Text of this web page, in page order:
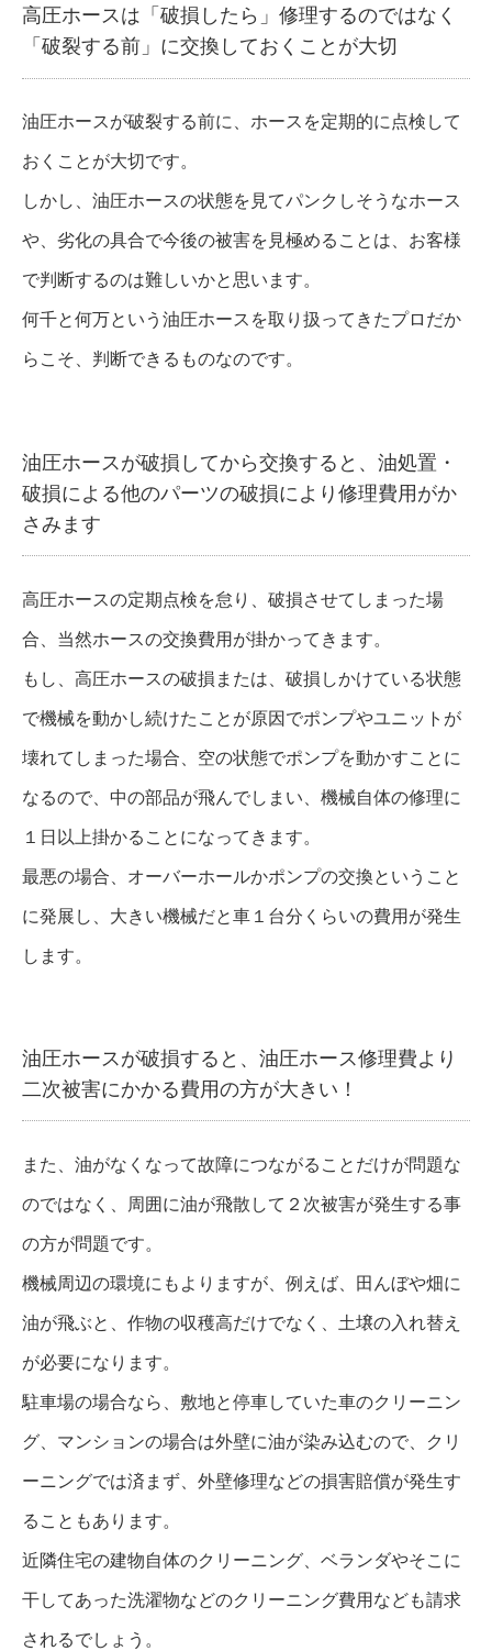
高圧ホースは「破損したら」修理するのではなく
「破裂する前」に交換しておくことが大切
油圧ホースが破裂する前に、ホースを定期的に点検して
おくことが大切です。
しかし、油圧ホースの状態を見てパンクしそうなホース
や、劣化の具合で今後の被害を見極めることは、お客様
で判断するのは難しいかと思います。
何千と何万という油圧ホースを取り扱ってきたプロだか
らこそ、判断できるものなのです。
油圧ホースが破損してから交換すると、油処置・
破損による他のパーツの破損により修理費用がか
さみます
高圧ホースの定期点検を怠り、破損させてしまった場
合、当然ホースの交換費用が掛かってきます。
もし、高圧ホースの破損または、破損しかけている状態
で機械を動かし続けたことが原因でポンプやユニットが
壊れてしまった場合、空の状態でポンプを動かすことに
なるので、中の部品が飛んでしまい、機械自体の修理に
１日以上掛かることになってきます。
最悪の場合、オーバーホールかポンプの交換ということ
に発展し、大きい機械だと車１台分くらいの費用が発生
します。
油圧ホースが破損すると、油圧ホース修理費より
二次被害にかかる費用の方が大きい！
また、油がなくなって故障につながることだけが問題な
のではなく、周囲に油が飛散して２次被害が発生する事
の方が問題です。
機械周辺の環境にもよりますが、例えば、田んぼや畑に
油が飛ぶと、作物の収穫高だけでなく、土壌の入れ替え
が必要になります。
駐車場の場合なら、敷地と停車していた車のクリーニン
グ、マンションの場合は外壁に油が染み込むので、クリ
ーニングでは済まず、外壁修理などの損害賠償が発生す
ることもあります。
近隣住宅の建物自体のクリーニング、ベランダやそこに
干してあった洗濯物などのクリーニング費用なども請求
されるでしょう。